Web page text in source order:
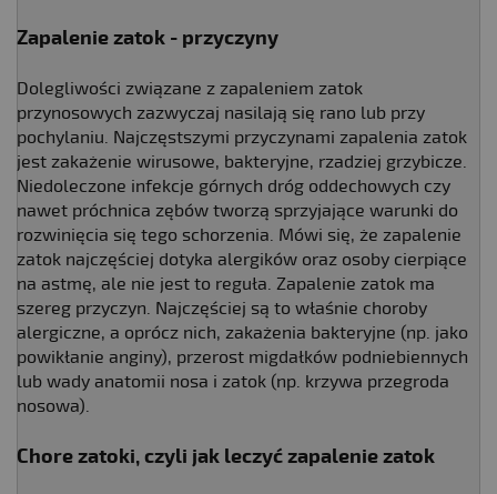
Zapalenie zatok - przyczyny
Dolegliwości związane z zapaleniem zatok
przynosowych zazwyczaj nasilają się rano lub przy
pochylaniu. Najczęstszymi przyczynami zapalenia zatok
jest zakażenie wirusowe, bakteryjne, rzadziej grzybicze.
Niedoleczone infekcje górnych dróg oddechowych czy
nawet próchnica zębów tworzą sprzyjające warunki do
rozwinięcia się tego schorzenia. Mówi się, że zapalenie
zatok najczęściej dotyka alergików oraz osoby cierpiące
na astmę, ale nie jest to reguła. Zapalenie zatok ma
szereg przyczyn. Najczęściej są to właśnie choroby
alergiczne, a oprócz nich, zakażenia bakteryjne (np. jako
powikłanie anginy), przerost migdałków podniebiennych
lub wady anatomii nosa i zatok (np. krzywa przegroda
nosowa).
Chore zatoki, czyli jak leczyć zapalenie zatok